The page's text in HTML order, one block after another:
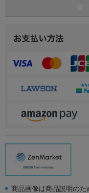
商品画像は商品説明のた